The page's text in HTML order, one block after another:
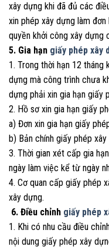
xây dựng khi đã đủ các
xin phép xây dựng làm
quyền khởi công xây dựng
5. Gia hạn giấy phép xây
1. Trong thời hạn 12
dựng mà công trình chưa
dựng phải xin gia hạn giấy
2. Hồ sơ xin gia hạn giấy
a) Đơn xin gia hạn giấy
b) Bản chính giấy phép
3. Thời gian xét cấp gia
ngày làm việc kể từ ngày
4. Cơ quan cấp giấy phép
xây dựng.
6. Điều chỉnh giấy phép
1. Khi có nhu cầu điều
nội dung giấy phép xây